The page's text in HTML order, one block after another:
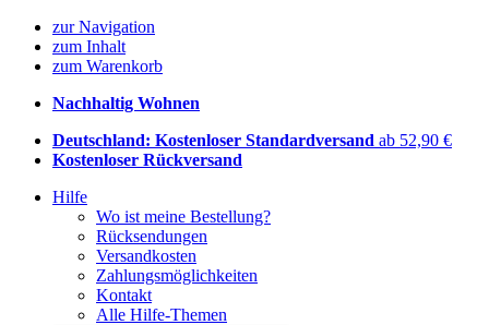
zur Navigation
zum Inhalt
zum Warenkorb
Nachhaltig Wohnen
Deutschland: Kostenloser Standardversand ab 52,90 €
Kostenloser Rückversand
Hilfe
Wo ist meine Bestellung?
Rücksendungen
Versandkosten
Zahlungsmöglichkeiten
Kontakt
Alle Hilfe-Themen